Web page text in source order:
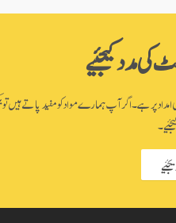
مدد کیجئیے
پر ہے۔ اگر آپ ہمارے مواد کو مفید پاتے ہیں تو